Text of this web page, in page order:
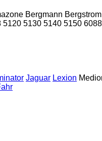
Bergmann Bergstrom
5120 5130 5140 5150 6088
Jaguar Lexion